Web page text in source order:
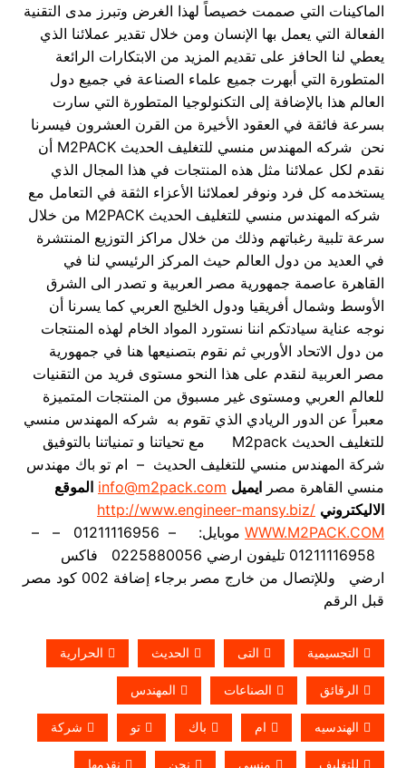
الماكينات التي صممت خصيصاً لهذا الغرض وتبرز مدى التقنية
الفعالة التي يعمل بها الإنسان ومن خلال تقدير عملائنا الذي
يعطي لنا الحافز على تقديم المزيد من الابتكارات الرائعة
المتطورة التي أبهرت جميع علماء الصناعة في جميع دول
العالم هذا بالإضافة إلى التكنولوجيا المتطورة التي سارت
بسرعة فائقة في العقود الأخيرة من القرن العشرون فيسرنا
نحن شركه المهندس منسي للتغليف الحديث M2PACK أن
نقدم لكل عملائنا مثل هذه المنتجات في هذا المجال الذي
يستخدمه كل فرد ونوفر لعملائنا الأعزاء الثقة في التعامل مع
شركه المهندس منسي للتغليف الحديث M2PACK من خلال
سرعة تلبية رغباتهم وذلك من خلال مراكز التوزيع المنتشرة
في العديد من دول العالم حيث المركز الرئيسي لنا في
القاهرة عاصمة جمهورية مصر العربية و تصدر الى الشرق
الأوسط وشمال أفريقيا ودول الخليج العربي كما يسرنا أن
نوجه عناية سيادتكم اننا نستورد المواد الخام لهذه المنتجات
من دول الاتحاد الأوربي ثم نقوم بتصنيعها هنا في جمهورية
مصر العربية لنقدم على هذا النحو مستوى فريد من التقنيات
للعالم العربي ومستوى غير مسبوق من المنتجات المتميزة
معبراً عن الدور الريادي الذي تقوم به شركه المهندس منسي
للتغليف الحديث M2pack مع تحياتنا و تمنياتنا بالتوفيق
شركة المهندس منسي للتغليف الحديث – ام تو باك مهندس
منسي القاهرة مصر ايميل info@m2pack.com الموقع
الاليكتروني http://www.engineer-mansy.biz/
WWW.M2PACK.COM
موبايل: – 01211116956 – –
01211116958 تليفون ارضي 0225880056 فاكس
ارضي
وللإتصال من خارج مصر برجاء إضافة 002 كود مصر
قبل الرقم
التجسيمية التى الحديث الحرارية
الرقائق الصناعات المهندس
الهندسيه ام باك تو شركة
للتغليف منسي نحن نقدمها